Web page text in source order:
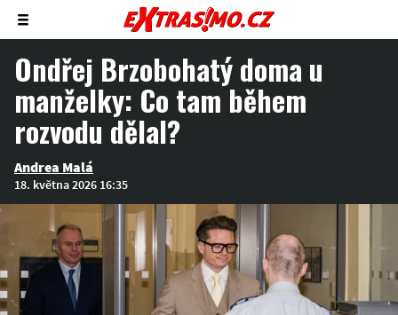
Zobrazit/skrýt
menu
Ondřej Brzobohatý doma u
manželky: Co tam během
rozvodu dělal?
Andrea Malá
18. května 2026 16:35